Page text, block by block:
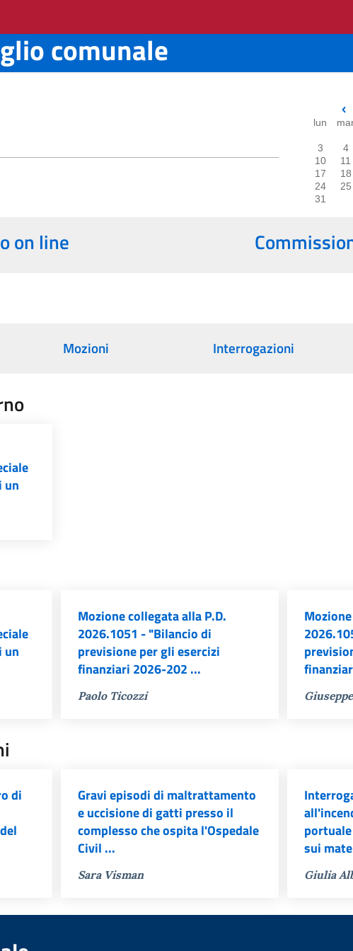
comunale
lun
3
4
10
11
17
18
24
25
31
on line
Mozioni Interrogazioni
un
un
Mozione collegata alla P.D.
2026.1051 - "Bilancio di
previsione per gli esercizi
finanziari 2026-202 ...
Paolo Ticozzi
di
Gravi episodi di maltrattamento
e uccisione di gatti presso il
complesso che ospita l'Ospedale
Civil ...
Sara Visman
sui
Giulia